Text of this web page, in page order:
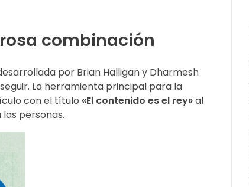
combinación
por Brian Halligan y Dharmesh
La herramienta principal para la
con el título «El contenido es el rey»al
personas.